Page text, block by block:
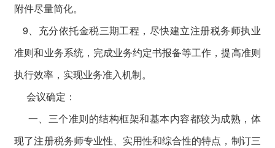
附件尽量简化。
9、充分依托金税三期工程，尽快建立注册税务师执业
准则和业务系统，完成业务约定书报备等工作，提高准则
执行效率，实现业务准入机制。
会议确定：
一、三个准则的结构框架和基本内容都较为成熟，体
现了注册税务师专业性、实用性和综合性的特点，制订三